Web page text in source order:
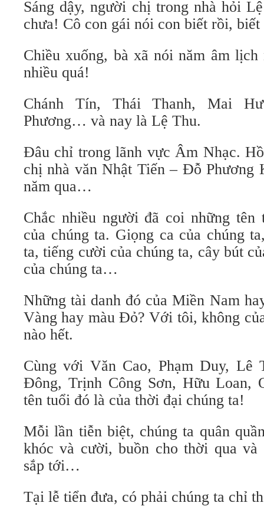
Sáng dậy, người chị trong nhà hỏi
chưa! Cô con gái nói con biết rồi,
Chiều xuống, bà xã nói năm âm
nhiều quá!
Chánh Tín, Thái Thanh, Mai
Phương… và nay là Lệ Thu.
Đâu chỉ trong lãnh vực Âm Nhạc.
chị nhà văn Nhật Tiến – Đỗ Phương
năm qua…
Chắc nhiều người đã coi những
của chúng ta. Giọng ca của chúng
ta, tiếng cười của chúng ta, cây bút
của chúng ta…
Những tài danh đó của Miền Nam
Vàng hay màu Đỏ? Với tôi, không
nào hết.
Cùng với Văn Cao, Phạm Duy, Lê
Đông, Trịnh Công Sơn, Hữu Loan,
tên tuổi đó là của thời đại chúng ta!
Mỗi lần tiễn biệt, chúng ta quân
khóc và cười, buồn cho thời qua
sắp tới…
Tại lễ tiển đưa, có phải chúng ta chỉ